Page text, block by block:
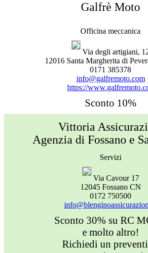
Galfrè Moto
Officina meccanica
Via degli artigiani,
12016 Santa Margherita di
0171 385378
info@galfremoto.com
https://
Sconto 10%
Vittoria
Agenzia di Fossano e
Servizi
Via Cavour 17
12045 Fossano CN
0172 750500
Sconto 30% su RC
e molto altro!
Richiedi un